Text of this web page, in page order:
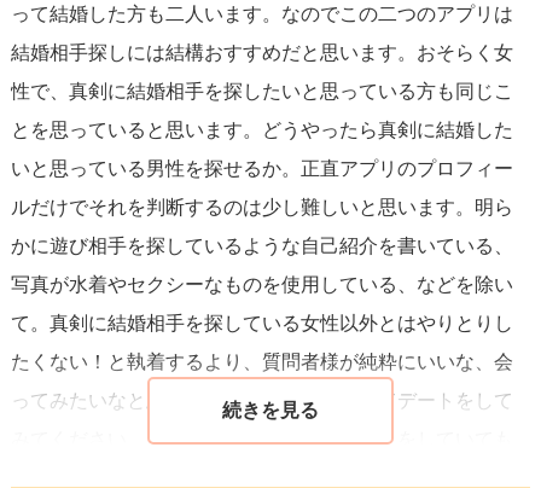
に誘うなど、結婚への意識を持つ女性に響くアイデアがあ
ります。
最後に、 本当に結婚を視野に入れているかを見極めるため
には、何度かデートした後で、直接的に結婚観を問うこと
も大切です。遠回しじゃなく、はっきりとしたコミュニケ
ーションが大切です。
婚活は時に焦りや不安を感じさせるものかもしれません
が、真剣な出会いを求める姿勢を崩さないことが、ふさわ
しいパートナーとの出会いに繋がるでしょう。正直かつ積
極的な姿勢でアプリに臨むことが肝心です。
って結婚した方も二人います。なのでこの二つのアプリは
結婚相手探しには結構おすすめだと思います。おそらく女
性で、真剣に結婚相手を探したいと思っている方も同じこ
とを思っていると思います。どうやったら真剣に結婚した
いと思っている男性を探せるか。正直アプリのプロフィー
ルだけでそれを判断するのは少し難しいと思います。明ら
かに遊び相手を探しているような自己紹介を書いている、
写真が水着やセクシーなものを使用している、などを除い
て。真剣に結婚相手を探している女性以外とはやりとりし
たくない！と執着するより、質問者様が純粋にいいな、会
ってみたいなと思える女性とやり取りをしてデートをして
みてください。この段階では何人とやりとりをしていても